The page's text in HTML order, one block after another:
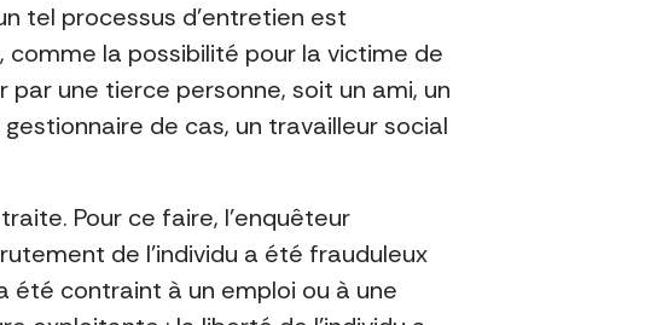
tel processus d’entretien est
la possibilité pour la victime de
une tierce personne, soit un ami, un
de cas, un travailleur social
Pour ce faire, l’enquêteur
de l’individu a été frauduleux
été contraint à un emploi ou à une